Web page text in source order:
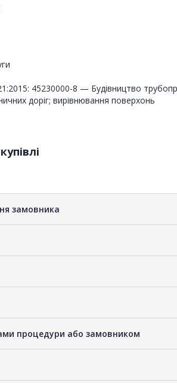
45230000-8 — Будівництво
доріг; вирівнювання поверхонь
замовника
процедури або замовником